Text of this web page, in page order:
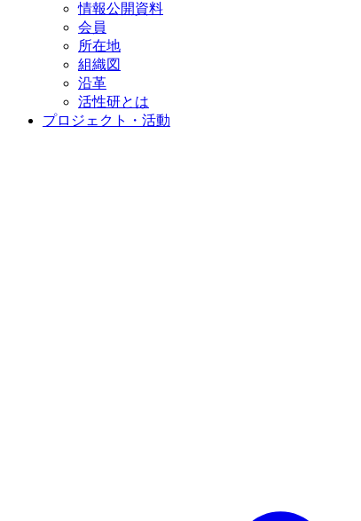
情報公開資料
会員
所在地
組織図
沿革
活性研とは
プロジェクト・活動